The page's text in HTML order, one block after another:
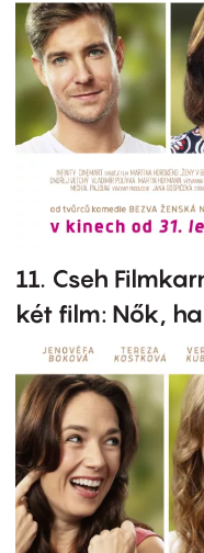
11. Cseh
két film: Nők,